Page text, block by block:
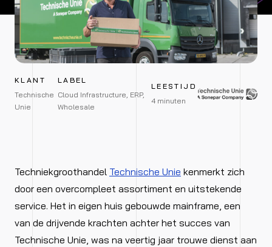
KLANT
Technische
Unie
LABEL
Cloud Infrastructure, ERP,
Wholesale
LEESTIJD
4 minuten
Techniekgroothandel Technische Unie kenmerkt zich
door een overcompleet assortiment en uitstekende
service. Het in eigen huis gebouwde mainframe, een
van de drijvende krachten achter het succes van
Technische Unie, was na veertig jaar trouwe dienst aan